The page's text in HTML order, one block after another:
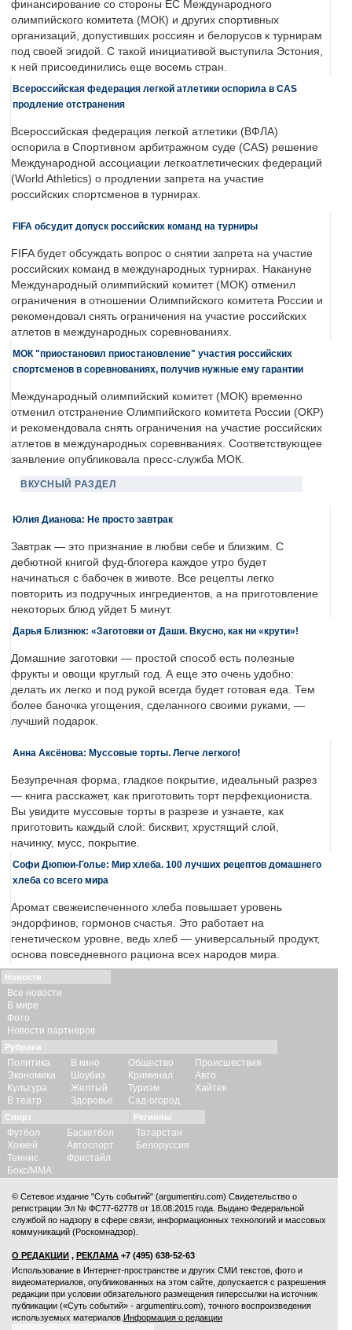
финансирование со стороны ЕС Международного
олимпийского комитета (МОК) и других спортивных
организаций, допустивших россиян и белорусов к турнирам
под своей эгидой. С такой инициативой выступила Эстония,
к ней присоединились еще восемь стран.
Всероссийская федерация легкой атлетики оспорила в CAS
продление отстранения
Всероссийская федерация легкой атлетики (ВФЛА)
оспорила в Спортивном арбитражном суде (CAS) решение
Международной ассоциации легкоатлетических федераций
(World Athletics) о продлении запрета на участие
российских спортсменов в турнирах.
FIFA обсудит допуск российских команд на турниры
FIFA будет обсуждать вопрос о снятии запрета на участие
российских команд в международных турнирах. Накануне
Международный олимпийский комитет (МОК) отменил
ограничения в отношении Олимпийского комитета России и
рекомендовал снять ограничения на участие российских
атлетов в международных соревнованиях.
МОК "приостановил приостановление" участия российских
спортсменов в соревнованиях, получив нужные ему гарантии
Международный олимпийский комитет (МОК) временно
отменил отстранение Олимпийского комитета России (ОКР)
и рекомендовала снять ограничения на участие российских
атлетов в международных соревнваниях. Соответствующее
заявление опубликовала пресс-служба МОК.
ВКУСНЫЙ РАЗДЕЛ
Юлия Дианова: Не просто завтрак
Завтрак — это признание в любви себе и близким. С
дебютной книгой фуд-блогера каждое утро будет
начинаться с бабочек в животе. Все рецепты легко
повторить из подручных ингредиентов, а на приготовление
некоторых блюд уйдет 5 минут.
Дарья Близнюк: «Заготовки от Даши. Вкусно, как ни «крути»!
Домашние заготовки — простой способ есть полезные
фрукты и овощи круглый год. А еще это очень удобно:
делать их легко и под рукой всегда будет готовая еда. Тем
более баночка угощения, сделанного своими руками, —
лучший подарок.
Анна Аксёнова: Муссовые торты. Легче легкого!
Безупречная форма, гладкое покрытие, идеальный разрез
— книга расскажет, как приготовить торт перфекциониста.
Вы увидите муссовые торты в разрезе и узнаете, как
приготовить каждый слой: бисквит, хрустящий слой,
начинку, мусс, покрытие.
Софи Дюпюи-Голье: Мир хлеба. 100 лучших рецептов домашнего
хлеба со всего мира
Аромат свежеиспеченного хлеба повышает уровень
эндорфинов, гормонов счастья. Это работает на
генетическом уровне, ведь хлеб — универсальный продукт,
основа повседневного рациона всех народов мира.
Новости
Все новости
В мире
Фото
Новости партнеров
Рубрики
Политика
Экономика
Культура
В театр
В кино
Шоубиз
Желтый
Здоровье
Общество
Криминал
Туризм
Сад-огород
Происшествия
Авто
Хайтек
Спорт
Футбол
Хоккей
Теннис
Бокс/ММА
Баскетбол
Автоспорт
Фристайл
Регионы
Татарстан
Белоруссия
© Сетевое издание "Суть событий" (argumentiru.com) Свидетельство о
регистрации Эл № ФС77-62778 от 18.08.2015 года. Выдано Федеральной
службой по надзору в сфере связи, информационных технологий и массовых
коммуникаций (Роскомнадзор).
О РЕДАКЦИИ , РЕКЛАМА +7 (495) 638-52-63
Использование в Интернет-пространстве и других СМИ текстов, фото и
видеоматериалов, опубликованных на этом сайте, допускается с разрешения
редакции при условии обязательного размещения гиперссылки на источник
публикации («Суть событий» - argumentiru.com), точного воспроизведения
используемых материалов. Информация о редакции